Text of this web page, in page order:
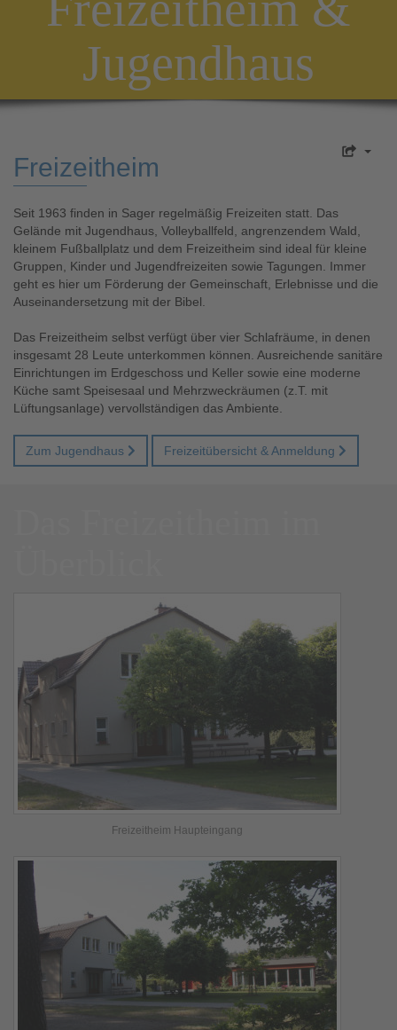
Jugendhaus
Freizeitheim
Seit 1963 finden in Sager regelmäßig Freizeiten statt. Das
Gelände mit Jugendhaus, Volleyballfeld, angrenzendem Wald,
kleinem Fußballplatz und dem Freizeitheim sind ideal für kleine
Gruppen, Kinder und Jugendfreizeiten sowie Tagungen. Immer
geht es hier um Förderung der Gemeinschaft, Erlebnisse und die
Auseinandersetzung mit der Bibel.
Das Freizeitheim selbst verfügt über vier Schlafräume, in denen
insgesamt 28 Leute unterkommen können. Ausreichende sanitäre
Einrichtungen im Erdgeschoss und Keller sowie eine moderne
Küche samt Speisesaal und Mehrzweckräumen (z.T. mit
Lüftungsanlage) vervollständigen das Ambiente.
Zum Jugendhaus Freizeitübersicht & Anmeldung
Freizeitheim Haupteingang